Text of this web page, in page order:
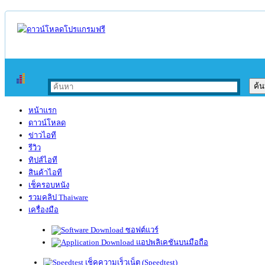
หน้าแรก
ดาวน์โหลด
ข่าวไอที
รีวิว
ทิปส์ไอที
สินค้าไอที
เช็ครอบหนัง
รวมคลิป Thaiware
เครื่องมือ
ซอฟต์แวร์
แอปพลิเคชันบนมือถือ
เช็คความเร็วเน็ต (Speedtest)